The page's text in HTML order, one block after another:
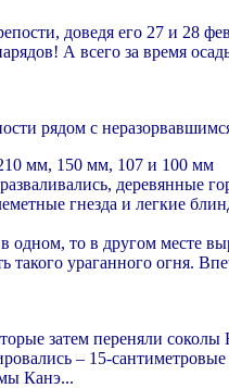
доведя его 27 и 28
А всего за время
рядом с
мм, 150 мм, 107 и 100 мм
деревянные
гнезда и легкие
то в другом месте
ураганного огня.
затем переняли
– 15-
Канэ...